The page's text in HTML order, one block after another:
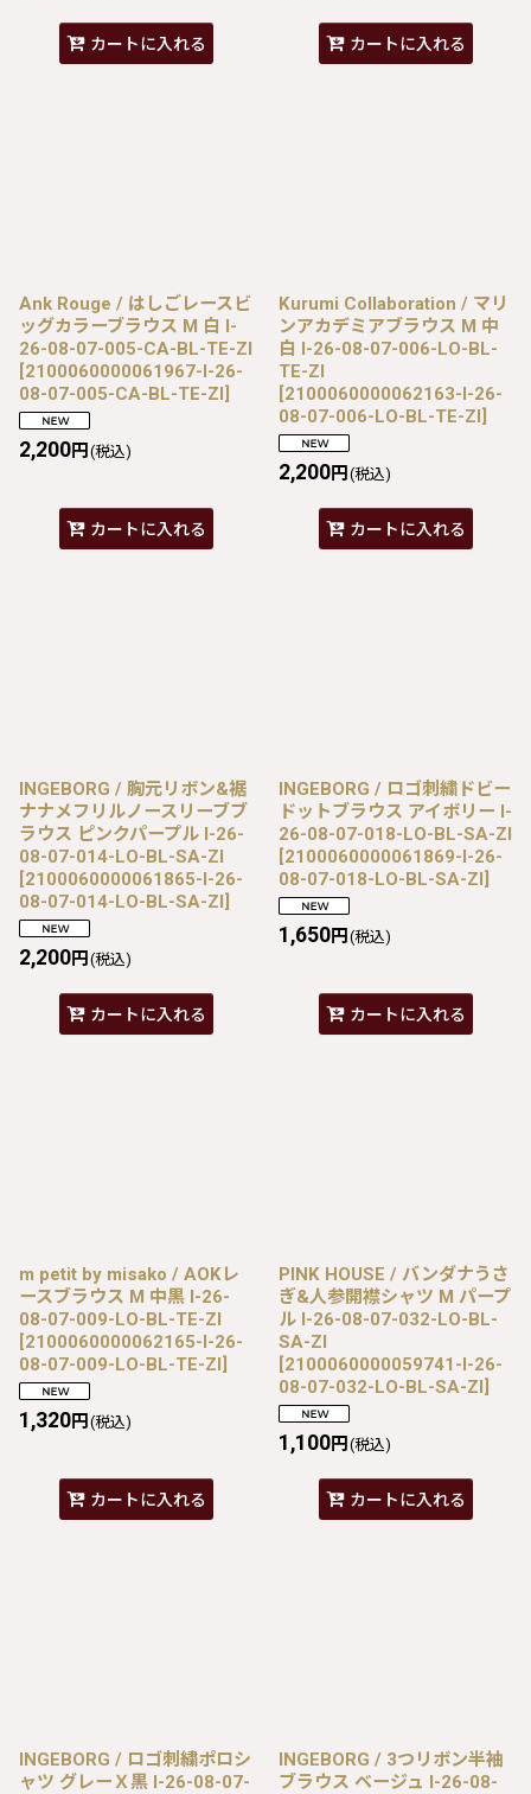
カートに入れる カートに入れる
Ank Rouge / はしごレースビ
ッグカラーブラウス M 白 I-
26-08-07-005-CA-BL-TE-ZI
[2100060000061967-I-26-
08-07-005-CA-BL-TE-ZI]
2,200円 (税込)
カートに入れる
Kurumi Collaboration / マリ
ンアカデミアブラウス M 中
白 I-26-08-07-006-LO-BL-
TE-ZI
[2100060000062163-I-26-
08-07-006-LO-BL-TE-ZI]
2,200円 (税込)
カートに入れる
INGEBORG / 胸元リボン&裾
ナナメフリルノースリーブブ
ラウス ピンクパープル I-26-
08-07-014-LO-BL-SA-ZI
[2100060000061865-I-26-
08-07-014-LO-BL-SA-ZI]
2,200円 (税込)
カートに入れる
INGEBORG / ロゴ刺繍ドビー
ドットブラウス アイボリー I-
26-08-07-018-LO-BL-SA-ZI
[2100060000061869-I-26-
08-07-018-LO-BL-SA-ZI]
1,650円 (税込)
カートに入れる
m petit by misako / AOKレ
ースブラウス M 中黒 I-26-
08-07-009-LO-BL-TE-ZI
[2100060000062165-I-26-
08-07-009-LO-BL-TE-ZI]
1,320円 (税込)
カートに入れる
PINK HOUSE / バンダナうさ
ぎ&人参開襟シャツ M パープ
ル I-26-08-07-032-LO-BL-
SA-ZI
[2100060000059741-I-26-
08-07-032-LO-BL-SA-ZI]
1,100円 (税込)
カートに入れる
INGEBORG / ロゴ刺繍ポロシ
ャツ グレーＸ黒 I-26-08-07-
INGEBORG / 3つリボン半袖
ブラウス ベージュ I-26-08-